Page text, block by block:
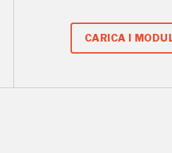
CARICA I
a quelle inerenti i luoghi